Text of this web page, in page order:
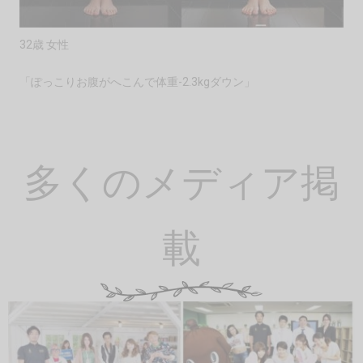
32歳 女性
「ぽっこりお腹がへこんで体重-2.3kgダウン」
多くのメディア掲
載